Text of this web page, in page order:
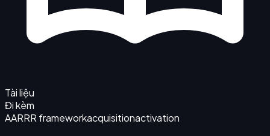
Tài liệu
Đi kèm
AARRR frameworkacquisitionactivation